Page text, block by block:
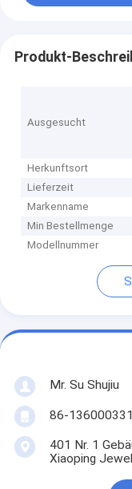
Produkt-
Ausgesucht
Herkunftsort
Lieferzeit
Markenname
Min Bestellmenge
Modellnummer
Mr. Su Shujiu
86-
401 Nr. 1
Xiaoping